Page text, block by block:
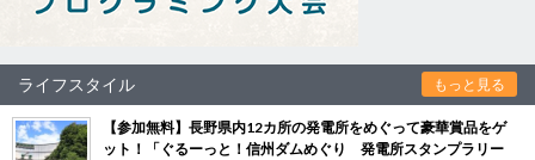
ライフスタイル もっと見る
【参加無料】長野県内12カ所の発電所をめぐって豪華賞品をゲ
ット！「ぐるーっと！信州ダムめぐり 発電所スタンプラリー